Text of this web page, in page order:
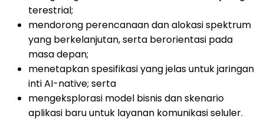
terestrial;
mendorong perencanaan dan alokasi spektrum
yang berkelanjutan, serta berorientasi pada
masa depan;
menetapkan spesifikasi yang jelas untuk jaringan
inti AI-native; serta
mengeksplorasi model bisnis dan skenario
aplikasi baru untuk layanan komunikasi seluler.